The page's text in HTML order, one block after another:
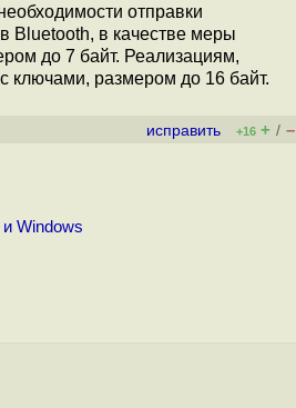
отправки
Bluetooth, в качестве меры
до 7 байт. Реализациям,
ключами, размером до 16 байт.
исправить +16 + / –
Windows